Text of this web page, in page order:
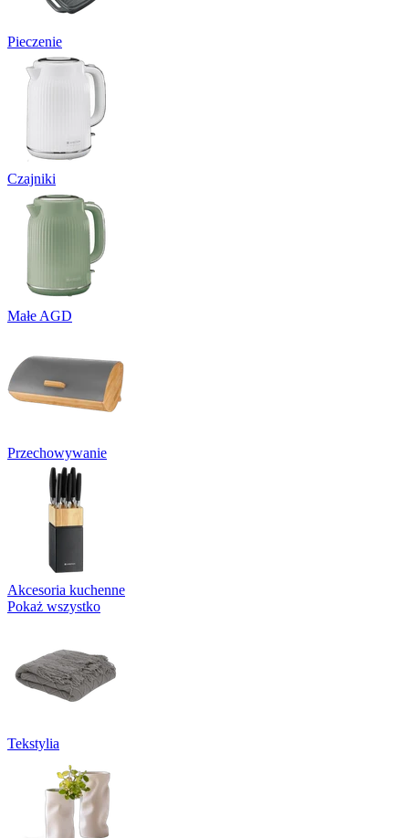
Pieczenie
Czajniki
Małe AGD
Przechowywanie
Akcesoria kuchenne
Pokaż wszystko
Tekstylia